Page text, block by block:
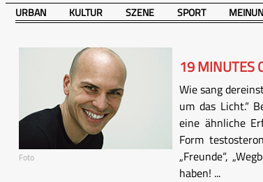
URBAN KULTUR SZENE SPORT
Foto
19 MINUTES
Wie sang
um das Licht.“
eine ähnliche
Form
„Freunde“,
haben! ...